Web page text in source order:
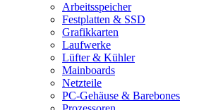
Arbeitsspeicher
Festplatten & SSD
Grafikkarten
Laufwerke
Lüfter & Kühler
Mainboards
Netzteile
PC-Gehäuse & Barebones